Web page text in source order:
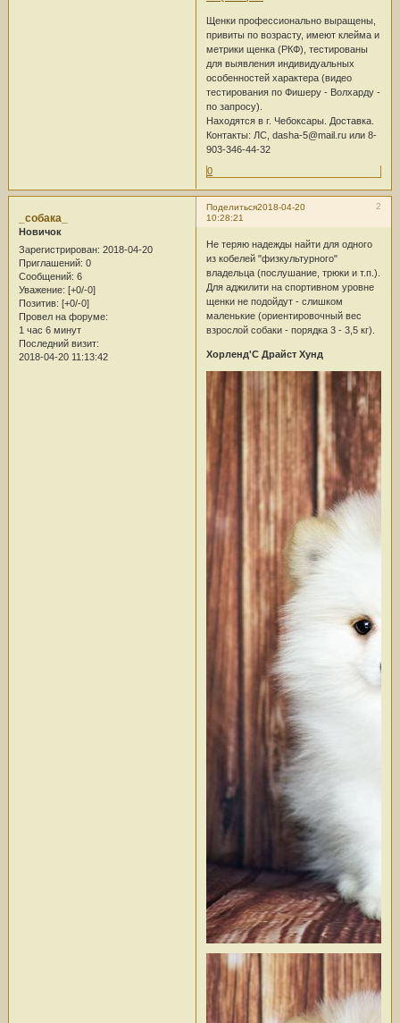
Щенки профессионально выращены,
привиты по возрасту, имеют клейма и
метрики щенка (РКФ), тестированы
для выявления индивидуальных
особенностей характера (видео
тестирования по Фишеру - Волхарду -
по запросу).
Находятся в г. Чебоксары. Доставка.
Контакты: ЛС, dasha-5@mail.ru или 8-
903-346-44-32
0
Поделиться 2
2018-04-20
10:28:21
_собака_
Новичок
Зарегистрирован: 2018-04-20
Приглашений: 0
Сообщений: 6
Уважение: [+0/-0]
Позитив: [+0/-0]
Провел на форуме:
1 час 6 минут
Последний визит:
2018-04-20 11:13:42
Не теряю надежды найти для одного
из кобелей "физкультурного"
владельца (послушание, трюки и т.п.).
Для аджилити на спортивном уровне
щенки не подойдут - слишком
маленькие (ориентировочный вес
взрослой собаки - порядка 3 - 3,5 кг).
Хорленд'С Драйст Хунд